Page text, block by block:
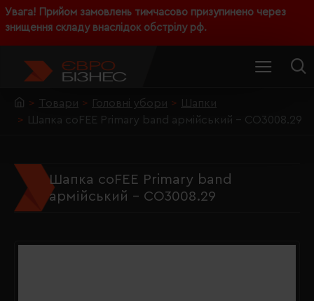
Увага! Прийом замовлень тимчасово призупинено через
знищення складу внаслідок обстрілу рф.
Товари Головні убори
Шапки
Шапка coFEE Primary band армійський - CO3008.29
Шапка coFEE Primary band
армійський - CO3008.29